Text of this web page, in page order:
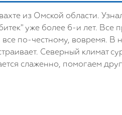
из Омской области.
уже более 6-и лет.
по-честному, вовремя.
Северный климат
слаженно, помогаем